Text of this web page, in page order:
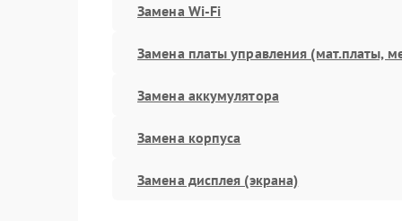
Замена Wi-Fi
Замена платы управления (мат.платы,
Замена аккумулятора
Замена корпуса
Замена дисплея (экрана)